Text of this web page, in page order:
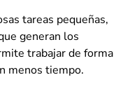
tareas pequeñas,
generan los
trabajar de forma
menos tiempo.